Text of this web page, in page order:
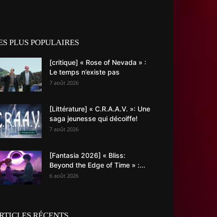
PLUS POPULAIRES
[critique] « Rose of Nevada » :
Le temps n’existe pas
7 août 2026
[Littérature] « C.R.A.A.V. »: Une
saga jeunesse qui décoiffe!
7 août 2026
[Fantasia 2026] « Bliss:
Beyond the Edge of Time » :...
6 août 2026